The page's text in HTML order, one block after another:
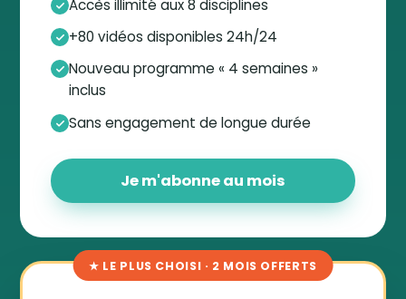
Accès illimité aux 8 disciplines
+80 vidéos disponibles 24h/24
Nouveau programme « 4 semaines »
inclus
Sans engagement de longue durée
Je m'abonne au mois
★ LE PLUS CHOISI · 2 MOIS OFFERTS